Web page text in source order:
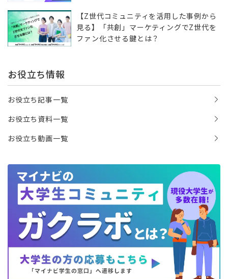
【Z世代コミュニティを活用した事例から
見る】「共創」マーケティングでZ世代を
ファン化させる鍵とは？
お役立ち情報
お役立ち記事一覧
お役立ち資料一覧
お役立ち動画一覧